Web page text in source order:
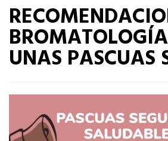
UNAS PASCUAS